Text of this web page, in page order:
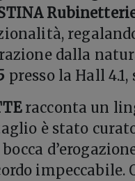
dalla
presso la Hall 4.1,
racconta un
è stato
impeccabile.